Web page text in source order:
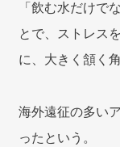
「飲む水だけで
とで、ストレス
に、大きく頷く角
海外遠征の多い
ったという。